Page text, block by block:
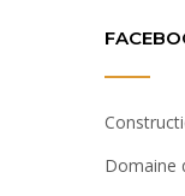
Domaine